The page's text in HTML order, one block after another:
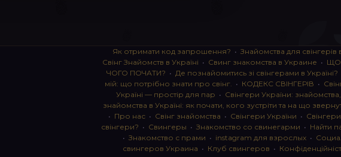
Як отримати код запрошення? • Знайомства для свінгерів
Свінг Знайомств в Україні • Свинг знакомства в Украине • ЩО
ЧОГО ПОЧАТИ? • Де познайомитись зі свінгерами в Україні?
мій: що потрібно знати про свінг. • КОДЕКС СВІНГЕРІВ •
Україні — простір для пар • Свінгери України:
знайомства в Україні: як почати, кого зустріти та на що
• Про нас • Свінг знайомства • Свінгери України •
свінгери? • Свингеры • Знакомство со свинегарми • Найти
• Знакомство с прами • instagram для взрослых •
свингеров Украина • Клуб свингеров •